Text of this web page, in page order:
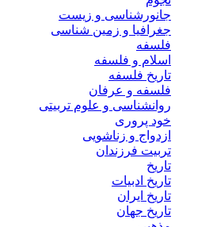
جانورشناسی و زیست
جغرافیا و زمین شناسی
فلسفه
اسلام و فلسفه
تاریخ فلسفه
فلسفه و عرفان
روانشناسی و علوم تربیتی
خود پروری
ازدواج و زناشویی
تربیت فرزندان
تاریخ
تاریخ ادبیات
تاریخ ایران
تاریخ جهان